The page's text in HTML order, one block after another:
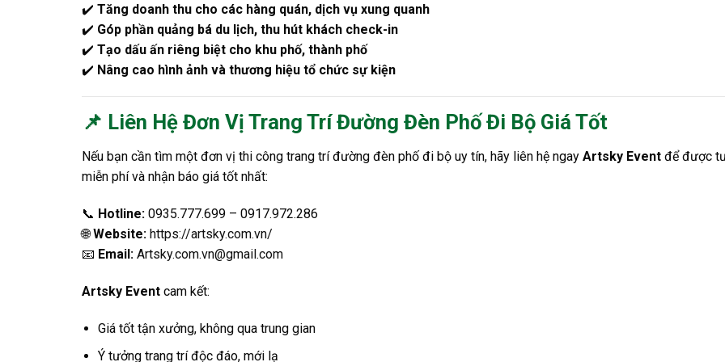
✔️ Tăng doanh thu cho các hàng quán, dịch vụ xung quanh
✔️ Góp phần quảng bá du lịch, thu hút khách check-in
✔️ Tạo dấu ấn riêng biệt cho khu phố, thành phố
✔️ Nâng cao hình ảnh và thương hiệu tổ chức sự kiện
📌 Liên Hệ Đơn Vị Trang Trí Đường Đèn Phố Đi Bộ Giá Tốt
Nếu bạn cần tìm một đơn vị thi công trang trí đường đèn phố đi bộ uy tín, hãy liên hệ ngay Artsky Eventđể được
miễn phí và nhận báo giá tốt nhất:
📞 Hotline:0935.777.699 – 0917.972.286
🌐Website: https://artsky.com.vn/
📧 Email: Artsky.com.vn@gmail.com
Artsky Eventcam kết:
Giá tốt tận xưởng, không qua trung gian
Ý tưởng trang trí độc đáo, mới lạ